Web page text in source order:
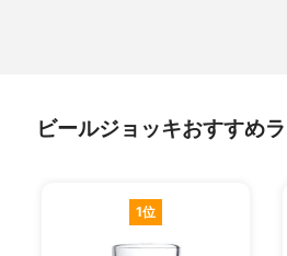
ビールジョッキおすすめ
1位